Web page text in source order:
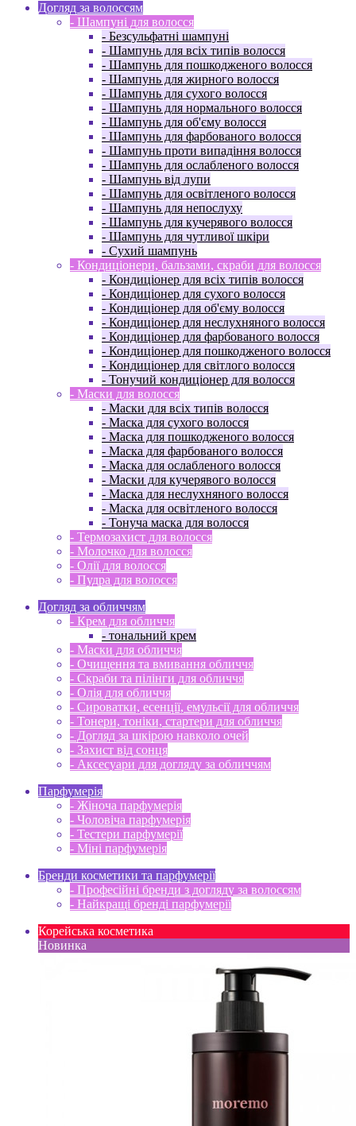
Догляд за волоссям
- Шампуні для волосся
- Безсульфатні шампуні
- Шампунь для всіх типів волосся
- Шампунь для пошкодженого волосся
- Шампунь для жирного волосся
- Шампунь для сухого волосся
- Шампунь для нормального волосся
- Шампунь для об'єму волосся
- Шампунь для фарбованого волосся
- Шампунь проти випадіння волосся
- Шампунь для ослабленого волосся
- Шампунь від лупи
- Шампунь для освітленого волосся
- Шампунь для непослуху
- Шампунь для кучерявого волосся
- Шампунь для чутливої ​​шкіри
- Сухий шампунь
- Кондиціонери, бальзами, скраби для волосся
- Кондиціонер для всіх типів волосся
- Кондиціонер для сухого волосся
- Кондиціонер для об'єму волосся
- Кондиціонер для неслухняного волосся
- Кондиціонер для фарбованого волосся
- Кондиціонер для пошкодженого волосся
- Кондиціонер для світлого волосся
- Тонучий кондиціонер для волосся
- Маски для волосся
- Маски для всіх типів волосся
- Маска для сухого волосся
- Маска для пошкодженого волосся
- Маска для фарбованого волосся
- Маска для ослабленого волосся
- Маски для кучерявого волосся
- Маска для неслухняного волосся
- Маска для освітленого волосся
- Тонуча маска для волосся
- Термозахист для волосся
- Молочко для волосся
- Олії для волосся
- Пудра для волосся
Догляд за обличчям
- Крем для обличчя
- тональний крем
- Маски для обличчя
- Очищення та вмивання обличчя
- Скраби та пілінги для обличчя
- Олія для обличчя
- Сироватки, есенції, емульсії для обличчя
- Тонери, тоніки, стартери для обличчя
- Догляд за шкірою навколо очей
- Захист від сонця
- Аксесуари для догляду за обличчям
Парфумерія
- Жіноча парфумерія
- Чоловіча парфумерія
- Тестери парфумерії
- Міні парфумерія
Бренди косметики та парфумерії
- Професійні бренди з догляду за волоссям
- Найкращі бренді парфумерії
Корейська косметика
Новинка